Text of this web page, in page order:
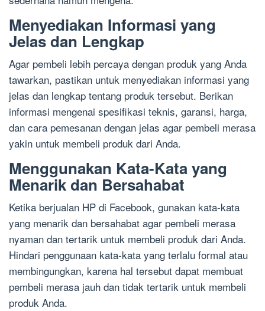
Menyediakan Informasi yang
Jelas dan Lengkap
Agar pembeli lebih percaya dengan produk yang Anda
tawarkan, pastikan untuk menyediakan informasi yang
jelas dan lengkap tentang produk tersebut. Berikan
informasi mengenai spesifikasi teknis, garansi, harga,
dan cara pemesanan dengan jelas agar pembeli merasa
yakin untuk membeli produk dari Anda.
Menggunakan Kata-Kata yang
Menarik dan Bersahabat
Ketika berjualan HP di Facebook, gunakan kata-kata
yang menarik dan bersahabat agar pembeli merasa
nyaman dan tertarik untuk membeli produk dari Anda.
Hindari penggunaan kata-kata yang terlalu formal atau
membingungkan, karena hal tersebut dapat membuat
pembeli merasa jauh dan tidak tertarik untuk membeli
produk Anda.